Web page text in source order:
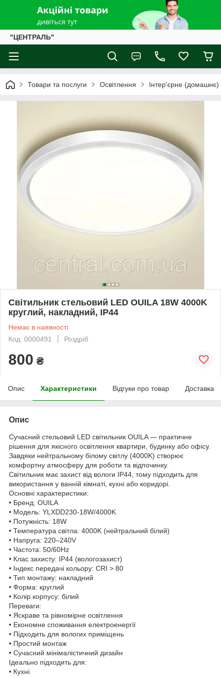
"ЦЕНТРАЛЬ"
Товари та послуги Освітлення Інтер'єрне (домашнє)
Світильник стельовий LED OUILA 18W 4000K
круглий, накладний, IP44
Немає в наявності
Код: 0000491
Роздріб
800 ₴
Опис Характеристики Відгуки про товар Доставка
Опис
Сучасний стельовий LED світильник OUILA — практичне
рішення для якісного освітлення квартири, будинку або офісу.
Завдяки нейтральному білому світлу (4000K) створює
комфортну атмосферу для роботи та відпочинку.
Світильник має захист від вологи IP44, тому підходить для
використання у ванній кімнаті, кухні або коридорі.
Основні характеристики:
• Бренд: OUILA
• Модель: YLXDD230-18W/4000K
• Потужність: 18W
• Температура світла: 4000K (нейтральний білий)
• Напруга: 220–240V
• Частота: 50/60Hz
• Клас захисту: IP44 (вологозахист)
• Індекс передачі кольору: CRI > 80
• Тип монтажу: накладний
• Форма: круглий
• Колір корпусу: білий
Переваги:
• Яскраве та рівномірне освітлення
• Економне споживання електроенергії
• Підходить для вологих приміщень
• Простий монтаж
• Сучасний мінімалістичний дизайн
Ідеально підходить для:
• Кухні